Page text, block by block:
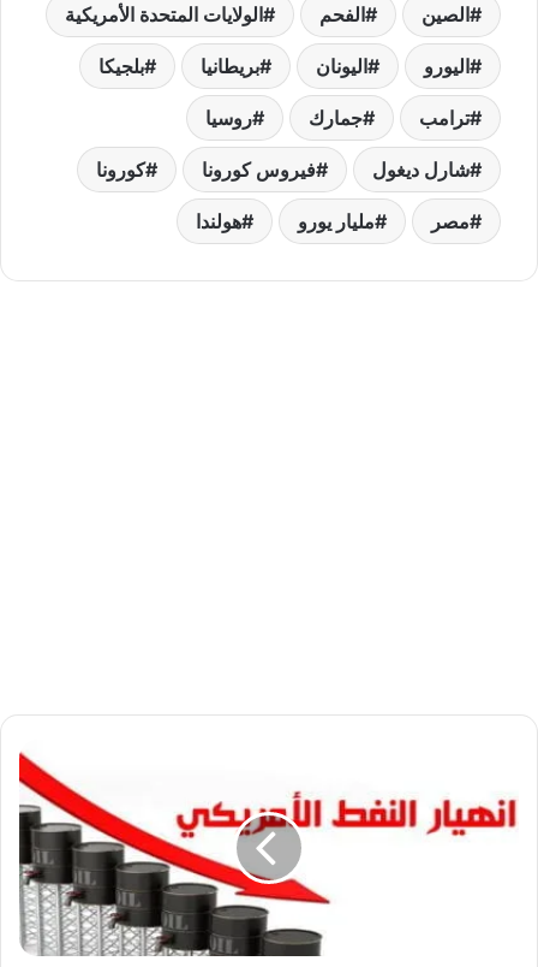
الصين الفحم الولايات المتحدة الأمريكية
اليورو اليونان بريطانيا بلجيكا
ترامب جمارك روسيا
شارل ديغول فيروس كورونا كورونا
مصر مليار يورو هولندا